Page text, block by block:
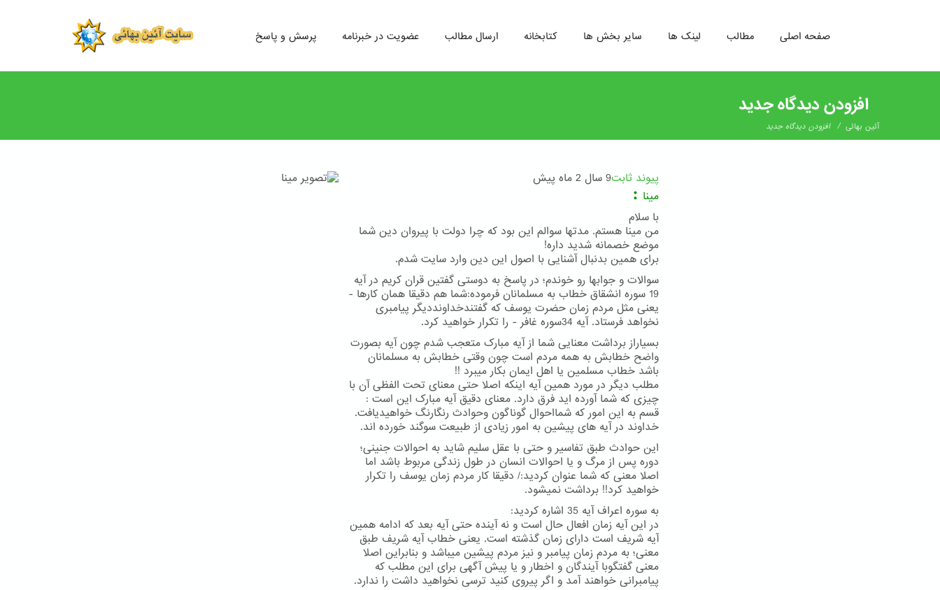
رفتن
پرسش و پاسخ عضویت در خبرنامه ارسال مطالب کتابخانه سایر بخش ها لینک ها مطالب صفحه اصلی
افزودن دیدگاه جدید
آئین بهائی / افزودن دیدگاه جدید
پیوند ثابت9 سال 2 ماه پیش
مینا :
با سلام
من مینا هستم. مدتها سوالم این بود که چرا دولت با پیروان دین شما
موضع خصمانه شدید داره!
برای همین بدنبال آشنایی با اصول این دین وارد سایت شدم.
سوالات و جوابها رو خوندم؛ در پاسخ به دوستی گفتین قران کریم در آیه
19 سوره انشقاق خطاب به مسلمانان فرموده:شما هم دقیقا همان کارها -
یعنی مثل مردم زمان حضرت یوسف که گفتندخداونددیگر پیامبری
نخواهد فرستاد. آیه 34سوره غافر - را تکرار خواهید کرد.
بسیاراز برداشت معنایی شما از آیه مبارک متعجب شدم چون آیه بصورت
واضح خطابش به همه مردم است چون وقتی خطابش به مسلمانان
باشد خطاب مسلمین یا اهل ایمان بکار میبرد !!
مطلب دیگر در مورد همین آیه اینکه اصلا حتی معنای تحت الفظی آن با
چیزی که شما آورده اید فرق دارد. معنای دقیق آیه مبارک این است :
قسم به این امور که شمااحوال گوناگون وحوادث رنگارنگ خواهیدیافت.
خداوند در آیه های پیشین به امور زیادی از طبیعت سوگند خورده اند.
این حوادث طبق تفاسیر و حتی با عقل سلیم شاید به احوالات جنینی؛
دوره پس از مرگ و یا احوالات انسان در طول زندگی مربوط باشد اما
اصلا معنی که شما عنوان کردید:/ دقیقا کار مردم زمان یوسف را تکرار
خواهید کرد!! برداشت نمیشود.
به سوره اعراف آیه 35 اشاره کردید:
در این آیه زمان افعال حال است و نه آینده حتی آیه بعد که ادامه همین
آیه شریف است دارای زمان گذشته است. یعنی خطاب آیه شریف طبق
معنی؛ به مردم زمان پیامبر و نیز مردم پیشین میباشد و بنابراین اصلا
معنی گفتگوبا آیندگان و اخطار و یا پیش آگهی برای این مطلب که
پیامبرانی خواهند آمد و اگر پیروی کنید ترسی نخواهید داشت را ندارد.